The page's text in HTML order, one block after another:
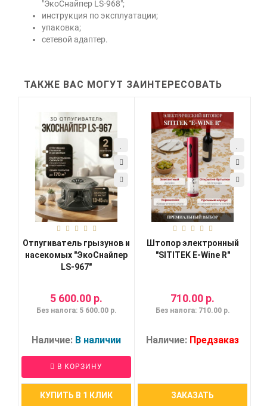
"ЭкоСнайпер LS-968";
инструкция по эксплуатации;
упаковка;
сетевой адаптер.
ТАКЖЕ ВАС МОГУТ ЗАИНТЕРЕСОВАТЬ
Отпугиватель грызунов и
насекомых "ЭкоСнайпер
LS-967"
5 600.00 р.
Без налога: 5 600.00 р.
Наличие: В наличии
В КОРЗИНУ
КУПИТЬ В 1 КЛИК
Штопор электронный
"SITITEK E-Wine R"
710.00 р.
Без налога: 710.00 р.
Наличие: Предзаказ
ЗАКАЗАТЬ